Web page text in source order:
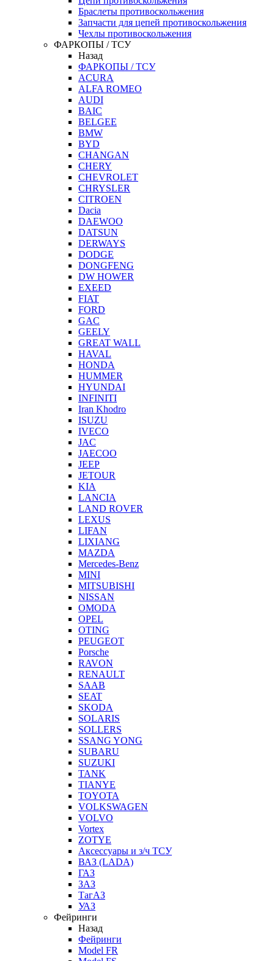
Браслеты противоскольжения
Запчасти для цепей противоскольжения
Чехлы противоскольжения
ФАРКОПЫ / ТСУ
Назад
ФАРКОПЫ / ТСУ
ACURA
ALFA ROMEO
AUDI
BAIC
BELGEE
BMW
BYD
CHANGAN
CHERY
CHEVROLET
CHRYSLER
CITROEN
Dacia
DAEWOO
DATSUN
DERWAYS
DODGE
DONGFENG
DW HOWER
EXEED
FIAT
FORD
GAC
GEELY
GREAT WALL
HAVAL
HONDA
HUMMER
HYUNDAI
INFINITI
Iran Khodro
ISUZU
IVECO
JAC
JAECOO
JEEP
JETOUR
KIA
LANCIA
LAND ROVER
LEXUS
LIFAN
LIXIANG
MAZDA
Mercedes-Benz
MINI
MITSUBISHI
NISSAN
OMODA
OPEL
OTING
PEUGEOT
Porsche
RAVON
RENAULT
SAAB
SEAT
SKODA
SOLARIS
SOLLERS
SSANG YONG
SUBARU
SUZUKI
TANK
TIANYE
TOYOTA
VOLKSWAGEN
VOLVO
Vortex
ZOTYE
Аксессуары и з/ч ТСУ
ВАЗ (LADA)
ГАЗ
ЗАЗ
ТагАЗ
УАЗ
Фейринги
Назад
Фейринги
Model FR